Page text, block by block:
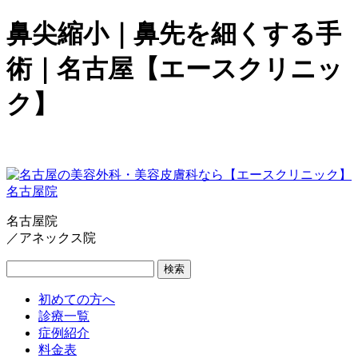
鼻尖縮小｜鼻先を細くする手
術｜名古屋【エースクリニッ
ク】
名古屋院
／アネックス院
検索
初めての方へ
診療一覧
症例紹介
料金表